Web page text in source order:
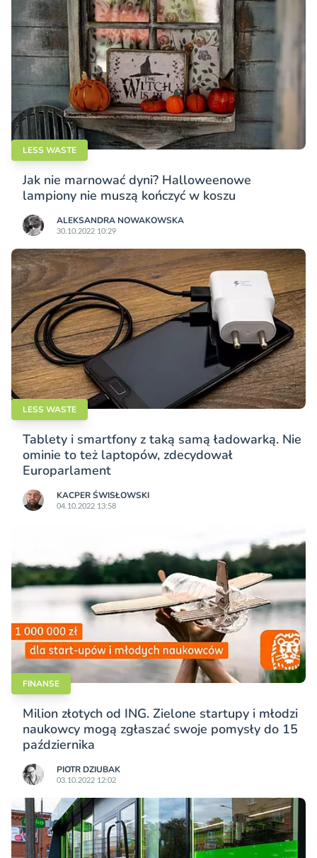
LESS WASTE
Jak nie marnować dyni? Halloweenowe
lampiony nie muszą kończyć w koszu
ALEKSANDRA NOWAKOWSKA
30.10.2022 10:29
LESS WASTE
Tablety i smartfony z taką samą ładowarką. Nie
ominie to też laptopów, zdecydował
Europarlament
KACPER ŚWISŁO­WSKI
04.10.2022 13:58
FINANSE
Milion złotych od ING. Zielone startupy i młodzi
naukowcy mogą zgłaszać swoje pomysły do 15
października
PIOTR DZIUBAK
03.10.2022 12:02